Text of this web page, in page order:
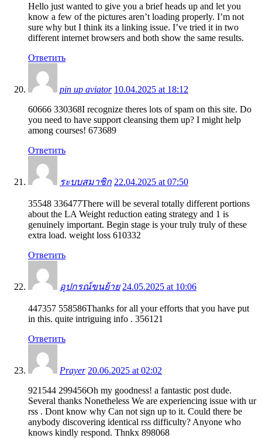
Hello just wanted to give you a brief heads up and let you
know a few of the pictures aren’t loading properly. I’m not
sure why but I think its a linking issue. I’ve tried it in two
different internet browsers and both show the same results.
Ответить
pin up aviator 10.04.2025 at 18:12
60666 330368I recognize theres lots of spam on this site. Do
you need to have support cleansing them up? I might help
among courses! 673689
Ответить
ระบบสมาชิก 22.04.2025 at 07:50
35548 336477There will be several totally different portions
about the LA Weight reduction eating strategy and 1 is
genuinely important. Begin stage is your truly truly of these
extra load. weight loss 610332
Ответить
อุปกรณ์ขนย้าย 24.05.2025 at 10:06
447357 558586Thanks for all your efforts that you have put
in this. quite intriguing info . 356121
Ответить
Prayer 20.06.2025 at 02:02
921544 299456Oh my goodness! a fantastic post dude.
Several thanks Nonetheless We are experiencing issue with ur
rss . Dont know why Can not sign up to it. Could there be
anybody discovering identical rss difficulty? Anyone who
knows kindly respond. Thnkx 898068